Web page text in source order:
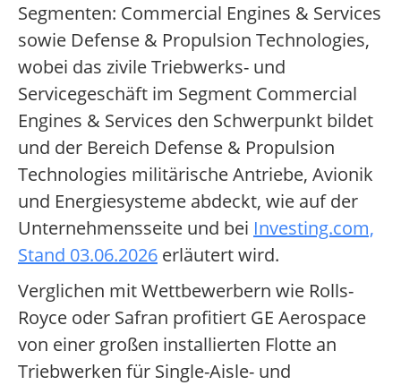
Segmenten: Commercial Engines & Services
sowie Defense & Propulsion Technologies,
wobei das zivile Triebwerks- und
Servicegeschäft im Segment Commercial
Engines & Services den Schwerpunkt bildet
und der Bereich Defense & Propulsion
Technologies militärische Antriebe, Avionik
und Energiesysteme abdeckt, wie auf der
Unternehmensseite und bei Investing.com,
Stand 03.06.2026 erläutert wird.
Verglichen mit Wettbewerbern wie Rolls-
Royce oder Safran profitiert GE Aerospace
von einer großen installierten Flotte an
Triebwerken für Single-Aisle- und